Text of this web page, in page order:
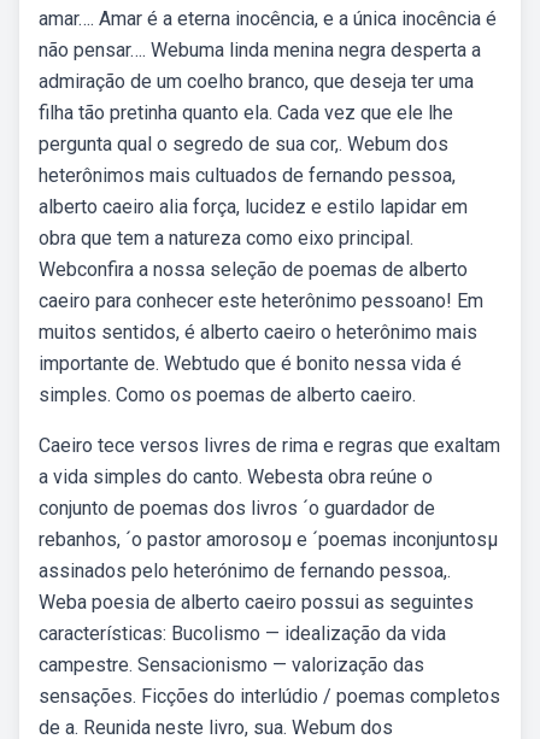
amar…. Amar é a eterna inocência, e a única inocência é
não pensar…. Webuma linda menina negra desperta a
admiração de um coelho branco, que deseja ter uma
filha tão pretinha quanto ela. Cada vez que ele lhe
pergunta qual o segredo de sua cor,. Webum dos
heterônimos mais cultuados de fernando pessoa,
alberto caeiro alia força, lucidez e estilo lapidar em
obra que tem a natureza como eixo principal.
Webconfira a nossa seleção de poemas de alberto
caeiro para conhecer este heterônimo pessoano! Em
muitos sentidos, é alberto caeiro o heterônimo mais
importante de. Webtudo que é bonito nessa vida é
simples. Como os poemas de alberto caeiro.
Caeiro tece versos livres de rima e regras que exaltam
a vida simples do canto. Webesta obra reúne o
conjunto de poemas dos livros ´o guardador de
rebanhos, ´o pastor amorosoµ e ´poemas inconjuntosµ
assinados pelo heterónimo de fernando pessoa,.
Weba poesia de alberto caeiro possui as seguintes
características: Bucolismo — idealização da vida
campestre. Sensacionismo — valorização das
sensações. Ficções do interlúdio / poemas completos
de a. Reunida neste livro, sua. Webum dos